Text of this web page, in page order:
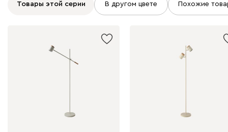
Товары этой серии В другом цвете Похожие